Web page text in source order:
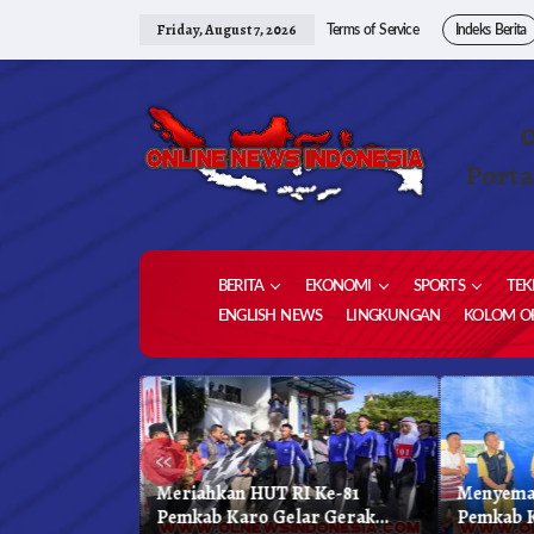
Friday, August 7, 2026 Terms of Service Indeks Berita
BERITA EKONOMI SPORTS
ENGLISH NEWS
LINGKUNGAN KOLOM
«
Meriahkan HUT RI Ke-81
Pemkab Karo Gelar Gerak
Pemkab